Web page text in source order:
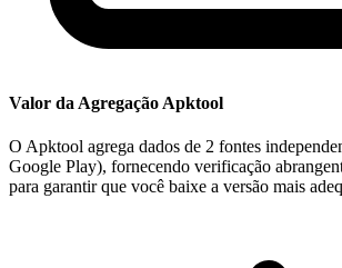
Valor da Agregação Apktool
O Apktool agrega dados de 2 fontes
Google Play), fornecendo verificação
para garantir que você baixe a versão mais